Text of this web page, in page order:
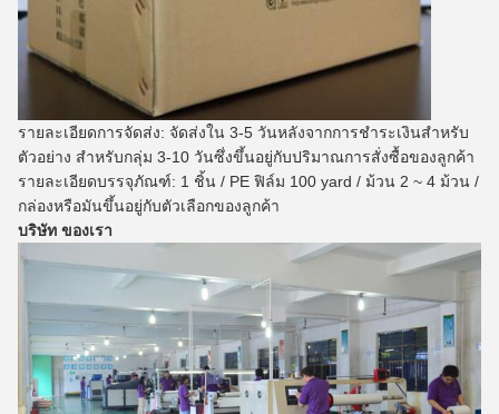
รายละเอียดการจัดส่ง: จัดส่งใน 3-5 วันหลังจากการชำระเงินสำหรับ
ตัวอย่าง สำหรับกลุ่ม 3-10 วันซึ่งขึ้นอยู่กับปริมาณการสั่งซื้อของลูกค้า
รายละเอียดบรรจุภัณฑ์: 1 ชิ้น / PE ฟิล์ม 100 yard / ม้วน 2 ~ 4 ม้วน /
กล่องหรือมันขึ้นอยู่กับตัวเลือกของลูกค้า
บริษัท ของเรา